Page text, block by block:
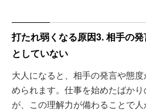
打たれ弱くなる原因3. 相手の
としていない
大人になると、相手の発言や態
められます。仕事を始めたばか
が、この理解力が備わることで